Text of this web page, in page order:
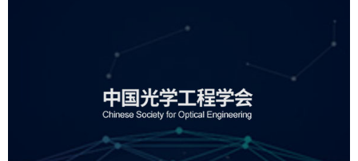
中国光学工程学会
机构组织 国企 品牌官网 网站建设 网站设计